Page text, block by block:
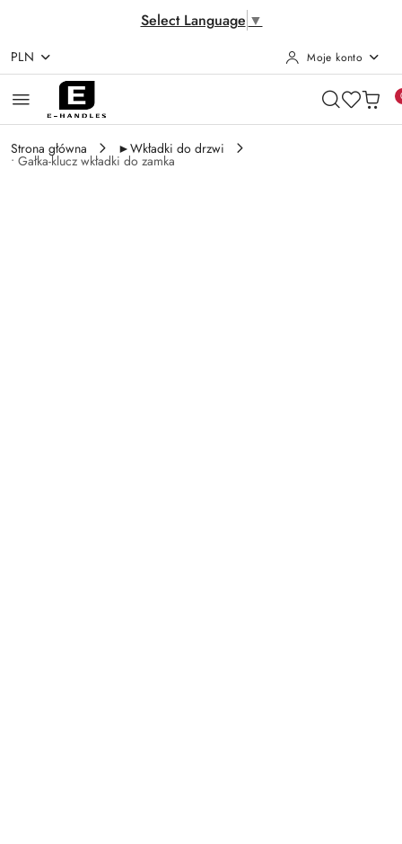
Select Language ▼
Przejdź do treści głównej
Przejdź do wyszukiwarki
Przejdź do moje konto
Przejdź do menu głównego
Przejdź do opisu produktu
Przejdź do stopki
PLN Moje konto
Strona główna ►Wkładki do drzwi
• Gałka-klucz wkładki do zamka